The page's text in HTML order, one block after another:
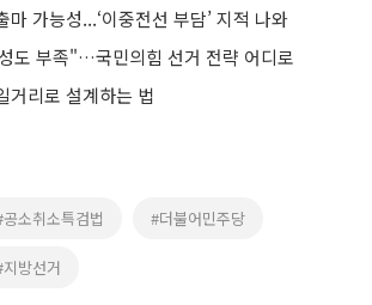
마 가능성...‘이중전선 부담’ 지적 나와
도 부족"…국민의힘 선거 전략 어디로
거리로 설계하는 법
소취소특검법 #더불어민주당
방선거